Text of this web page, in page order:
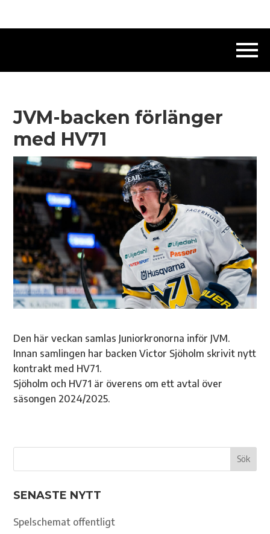
JVM-backen förlänger
med HV71
Den här veckan samlas Juniorkronorna inför JVM.
Innan samlingen har backen Victor Sjöholm skrivit nytt
kontrakt med HV71.
Sjöholm och HV71 är överens om ett avtal över
säsongen 2024/2025.
SENASTE NYTT
Spelschemat offentligt